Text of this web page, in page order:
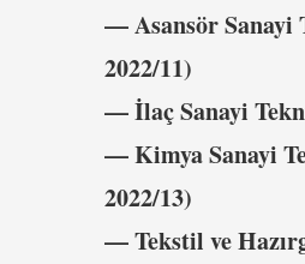
–– Asansör
2022/11)
–– İlaç Sanayi
–– Kimya Sanayi
2022/13)
–– Tekstil ve